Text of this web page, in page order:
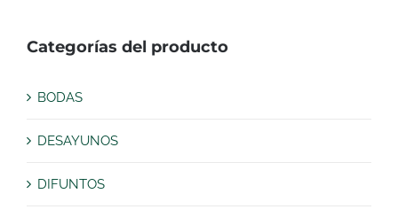
Categorías del producto
BODAS
DESAYUNOS
DIFUNTOS